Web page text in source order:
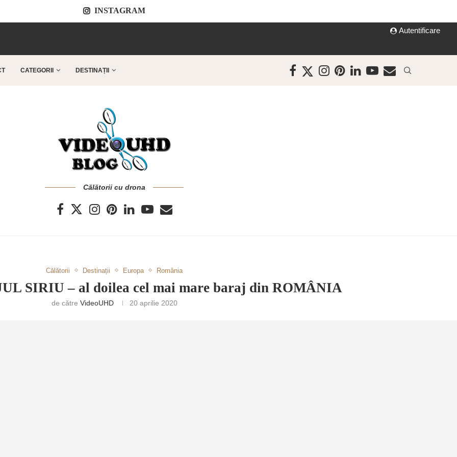
INSTAGRAM
Autentificare
CATEGORII DESTINAȚII
Călătorii cu drona
Călătorii Destinații Europa România
SIRIU – al doilea cel mai mare baraj din ROMÂNIA
de către VideoUHD 20 aprilie 2020